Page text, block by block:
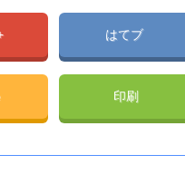
はてブ
印刷